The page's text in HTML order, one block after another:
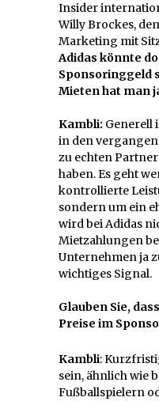
Insider
Willy Brockes,
Marketing mit
Adidas könnte
Sponsoringgeld
Mieten hat man
Kambli: Generell
in den
zu echten
haben. Es geht
kontrollierte
sondern um ein
wird bei Adidas
Mietzahlungen
Unternehmen ja
wichtiges Signal.
Glauben Sie,
Preise im
Kambli:
sein, ähnlich wie
Fußballspielern